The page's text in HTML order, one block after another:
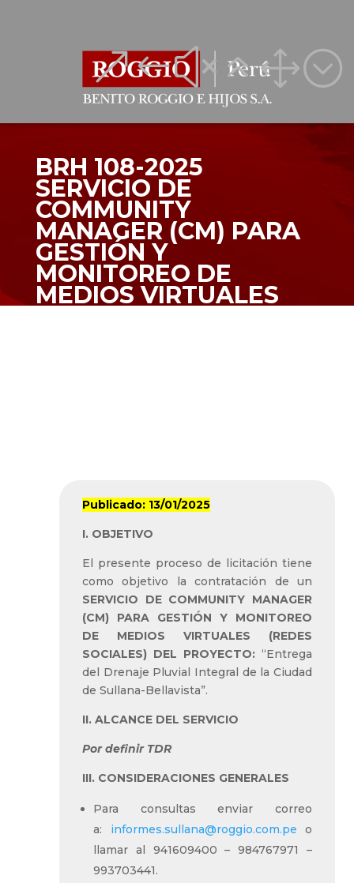
&#x61;
&#x61;
BRH 108-2025
SERVICIO DE
COMMUNITY
MANAGER (CM) PARA
GESTIÓN Y
MONITOREO DE
MEDIOS VIRTUALES
Publicado: 13/01/2025
I. OBJETIVO
El presente proceso de licitación tiene
como objetivo la contratación de un
SERVICIO DE COMMUNITY MANAGER
(CM) PARA GESTIÓN Y MONITOREO
DE MEDIOS VIRTUALES (REDES
SOCIALES) DEL PROYECTO: “Entrega
del Drenaje Pluvial Integral de la Ciudad
de Sullana-Bellavista”.
II. ALCANCE DEL SERVICIO
Por definir TDR
III. CONSIDERACIONES GENERALES
Para consultas enviar correo
a: informes.sullana@roggio.com.pe o
llamar al 941609400 – 984767971 –
993703441.